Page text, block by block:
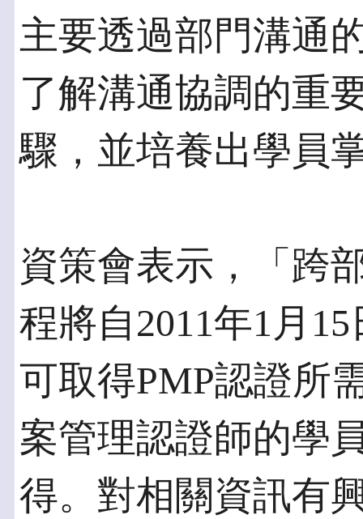
主要透過部門溝通
了解溝通協調的重
驟，並培養出學員
資策會表示，「跨
程將自2011年1月
可取得PMP認證所
案管理認證師的學
得。對相關資訊有